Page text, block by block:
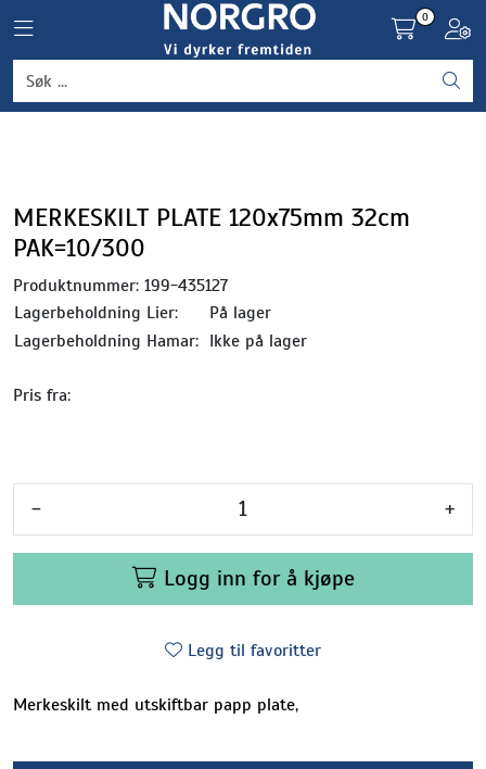
Toggle navigation
0
MERKESKILT PLATE 120x75mm 32cm
PAK=10/300
Produktnummer: 199-435127
Lagerbeholdning Lier:
På lager
Lagerbeholdning Hamar: Ikke på lager
Pris fra:
- +
Logg inn for å kjøpe
Legg til favoritter
Merkeskilt med utskiftbar papp plate,
Grønnsaker
Frukt og bær
Blomster, potter og brett
Driftsmidler